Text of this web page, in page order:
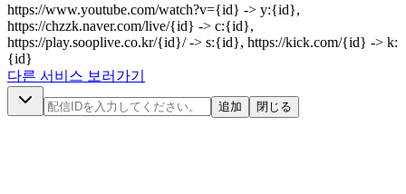
https://www.youtube.com/watch?v={id} -> y:{id},
https://chzzk.naver.com/live/{id} -> c:{id},
https://play.sooplive.co.kr/{id}/ -> s:{id}, https://kick.com/{id} -> k:
{id}
다른 서비스 보러가기
追加 閉じる